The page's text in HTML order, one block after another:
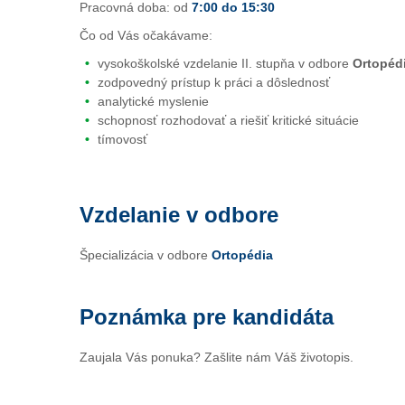
Pracovná doba: od 7:00 do 15:30
Čo od Vás očakávame:
vysokoškolské vzdelanie II. stupňa v odbore
zodpovedný prístup k práci a dôslednosť
analytické myslenie
schopnosť rozhodovať a riešiť kritické situácie
tímovosť
Vzdelanie v odbore
Špecializácia v odbore Ortopédia
Poznámka pre kandidáta
Zaujala Vás ponuka? Zašlite nám Váš životopis.